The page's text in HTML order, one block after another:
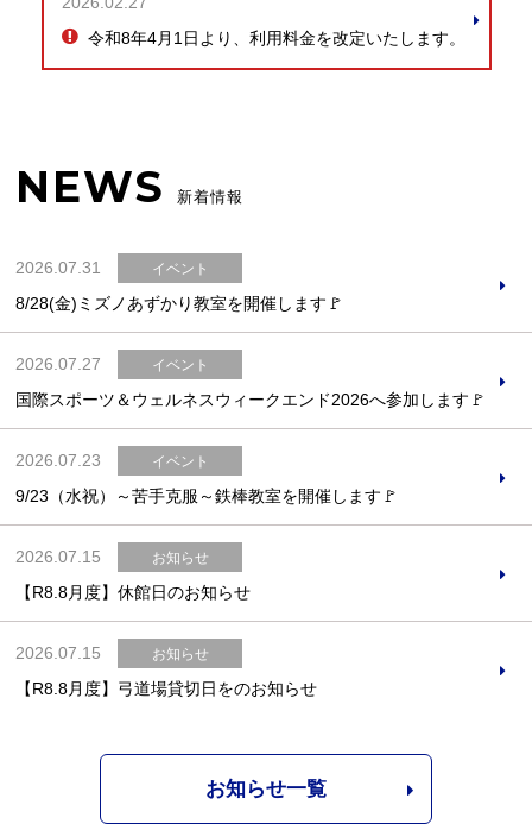
令和8年4月1日より、利用料金を改定いたします。
NEWS 新着情報
2026.07.31 イベント
8/28(金)ミズノあずかり教室を開催します🚩
2026.07.27 イベント
国際スポーツ＆ウェルネスウィークエンド2026へ参加します🚩
2026.07.23 イベント
9/23（水祝）～苦手克服～鉄棒教室を開催します🚩
2026.07.15 お知らせ
【R8.8月度】休館日のお知らせ
2026.07.15 お知らせ
【R8.8月度】弓道場貸切日をのお知らせ
お知らせ一覧